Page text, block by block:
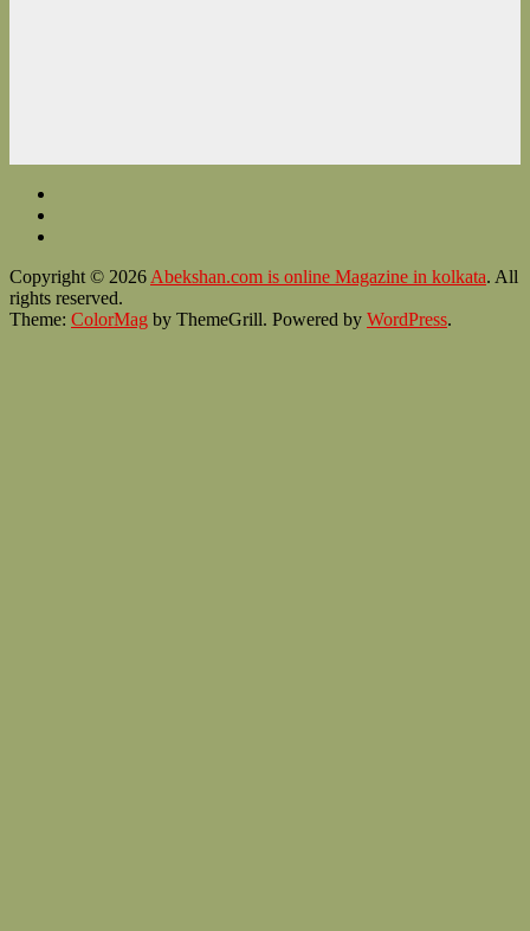
Copyright © 2026 Abekshan.com is online Magazine in kolkata. All
rights reserved.
Theme: ColorMag by ThemeGrill. Powered by WordPress.